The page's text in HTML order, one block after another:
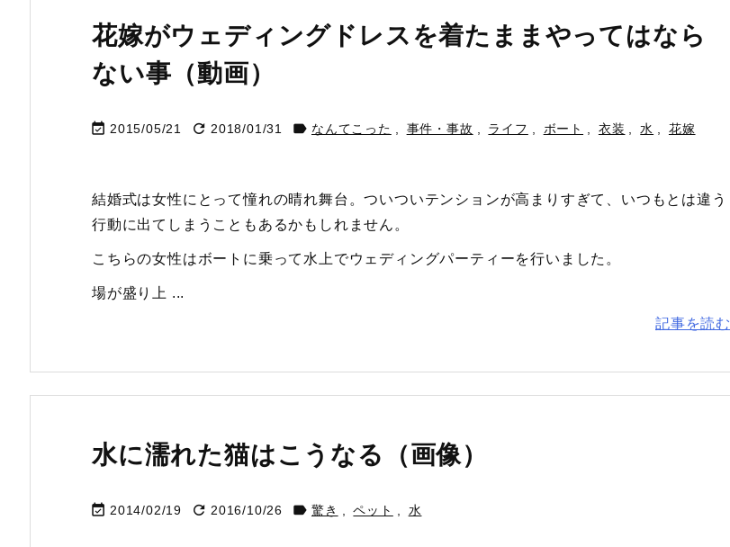
花嫁がウェディングドレスを着たままやってはなら
ない事（動画）
 2015/05/21  2018/01/31  なんてこった 事件・事故 ライフ ボート 衣装 水 花嫁
結婚式は女性にとって憧れの晴れ舞台。ついついテンションが高まりすぎて、いつもとは違う
行動に出てしまうこともあるかもしれません。
こちらの女性はボートに乗って水上でウェディングパーティーを行いました。
場が盛り上 ...
記事を読む
水に濡れた猫はこうなる（画像）
 2014/02/19  2016/10/26  驚き ペット 水